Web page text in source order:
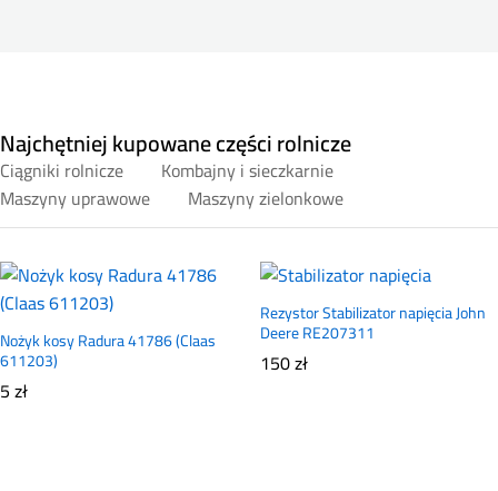
Najchętniej kupowane części rolnicze
Ciągniki rolnicze
Kombajny i sieczkarnie
Maszyny uprawowe
Maszyny zielonkowe
Nożyk kosy Radura 41786 (Claas
611203)
5zł
Rezystor Stabilizator napięcia John
Deere RE207311
150zł